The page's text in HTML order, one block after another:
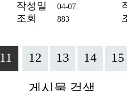
작성일
04-07
조회 883
11 12 13 14 15
게시물 검색